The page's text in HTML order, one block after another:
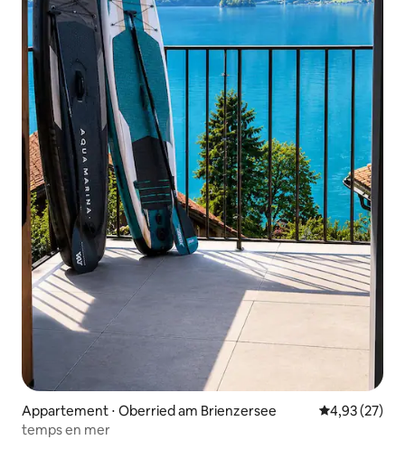
Appartement ⋅ Oberried am Brienzersee Évaluation
4,93 (27)
temps en mer